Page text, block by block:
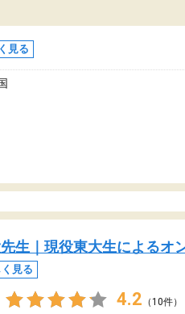
上がり、苦手意識も無
に苦手な数学も追加で
高校受験に向けて頑張
見る
生｜現役東大生によるオ
見る
4.2 （10件）